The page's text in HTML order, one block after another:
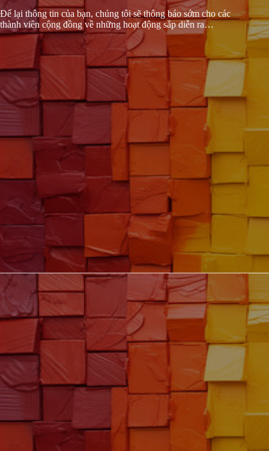
Để lại thông tin của bạn, chúng tôi sẽ thông báo sớm cho các
thành viên cộng đồng về những hoạt động sắp diễn ra…